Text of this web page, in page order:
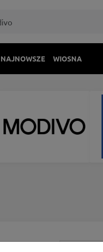
NAJNOWSZE WIOSNA